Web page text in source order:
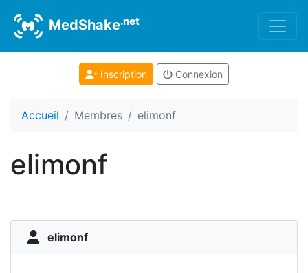
MedShake.net
Inscription Connexion
Accueil Membres elimonf
elimonf
elimonf